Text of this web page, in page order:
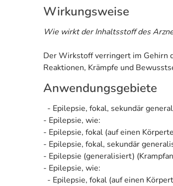
Wirkungsweise
Wie wirkt der Inhaltsstoff des
Der Wirkstoff verringert im Gehirn
Reaktionen, Krämpfe und
Anwendungsgebiete
- Epilepsie, fokal, sekundär
- Epilepsie, wie:
- Epilepsie, fokal (auf einen
- Epilepsie, fokal, sekundär
- Epilepsie (generalisiert)
- Epilepsie, wie:
- Epilepsie, fokal (auf einen